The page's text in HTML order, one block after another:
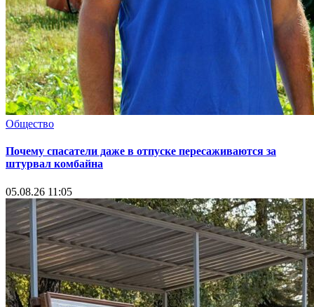
Общество
Почему спасатели даже в отпуске пересаживаются за
штурвал комбайна
05.08.26 11:05